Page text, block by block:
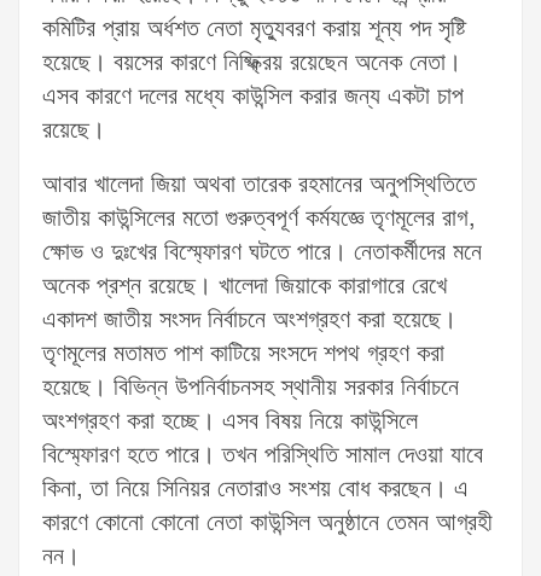
কমিটির প্রায় অর্ধশত নেতা মৃত্যুবরণ করায় শূন্য পদ সৃষ্টি
হয়েছে। বয়সের কারণে নিষ্ফ্ক্রিয় রয়েছেন অনেক নেতা।
এসব কারণে দলের মধ্যে কাউন্সিল করার জন্য একটা চাপ
রয়েছে।
আবার খালেদা জিয়া অথবা তারেক রহমানের অনুপস্থিতিতে
জাতীয় কাউন্সিলের মতো গুরুত্বপূর্ণ কর্মযজ্ঞে তৃণমূলের রাগ,
ক্ষোভ ও দুঃখের বিস্ম্ফোরণ ঘটতে পারে। নেতাকর্মীদের মনে
অনেক প্রশ্ন রয়েছে। খালেদা জিয়াকে কারাগারে রেখে
একাদশ জাতীয় সংসদ নির্বাচনে অংশগ্রহণ করা হয়েছে।
তৃণমূলের মতামত পাশ কাটিয়ে সংসদে শপথ গ্রহণ করা
হয়েছে। বিভিন্ন উপনির্বাচনসহ স্থানীয় সরকার নির্বাচনে
অংশগ্রহণ করা হচ্ছে। এসব বিষয় নিয়ে কাউন্সিলে
বিস্ম্ফোরণ হতে পারে। তখন পরিস্থিতি সামাল দেওয়া যাবে
কিনা, তা নিয়ে সিনিয়র নেতারাও সংশয় বোধ করছেন। এ
কারণে কোনো কোনো নেতা কাউন্সিল অনুষ্ঠানে তেমন আগ্রহী
নন।